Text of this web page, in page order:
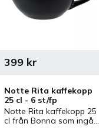
Notte Rita kaffekopp
25 cl - 6 st/fp
Notte Rita kaffekopp 25
cl från Bonna som ingår
399 kr